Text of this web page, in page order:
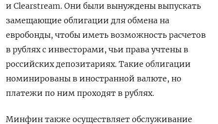
и Clearstream. Они были вынуждены выпускать
замещающие облигации для обмена на
евробонды, чтобы иметь возможность расчетов
в рублях с инвесторами, чьи права учтены в
российских депозитариях. Такие облигации
номинированы в иностранной валюте, но
платежи по ним проходят в рублях.
Минфин также осуществляет обслуживание